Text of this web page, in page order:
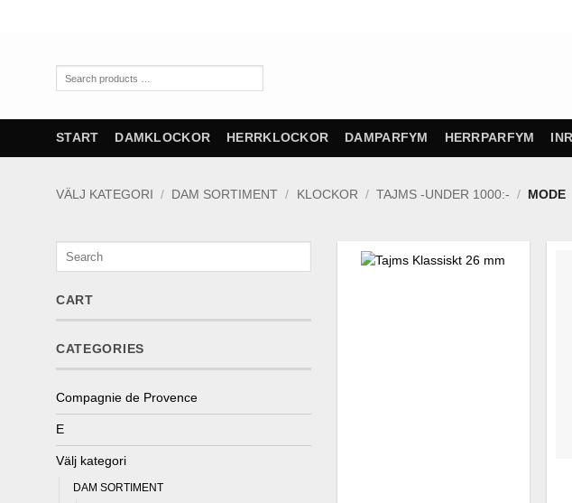
START DAMKLOCKOR HERRKLOCKOR DAMPARFYM HERRPARFYM
VÄLJ KATEGORI / DAM SORTIMENT / KLOCKOR / TAJMS -UNDER 1000:- / MODE
CART
CATEGORIES
Compagnie de Provence
E
Välj kategori
DAM SORTIMENT